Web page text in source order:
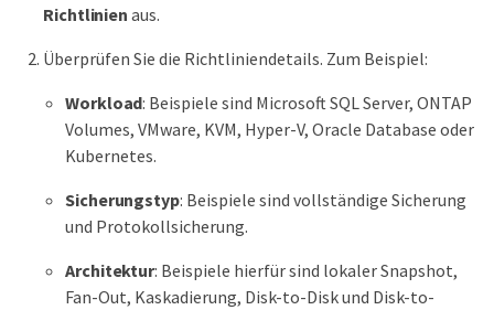
Richtlinien aus.
Überprüfen Sie die Richtliniendetails. Zum Beispiel:
Workload: Beispiele sind Microsoft SQL Server, ONTAP
Volumes, VMware, KVM, Hyper-V, Oracle Database oder
Kubernetes.
Sicherungstyp: Beispiele sind vollständige Sicherung
und Protokollsicherung.
Architektur: Beispiele hierfür sind lokaler Snapshot,
Fan-Out, Kaskadierung, Disk-to-Disk und Disk-to-